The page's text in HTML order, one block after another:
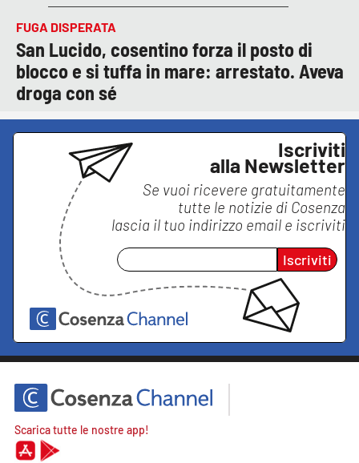
FUGA DISPERATA
San Lucido, cosentino forza il posto di
blocco e si tuffa in mare: arrestato. Aveva
droga con sé
Iscriviti
alla Newsletter
Se vuoi ricevere gratuitamente
tutte le notizie di Cosenza
lascia il tuo indirizzo email e iscriviti
Iscriviti
Scarica tutte le nostre app!